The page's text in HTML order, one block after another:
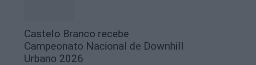
Castelo Branco recebe
Campeonato Nacional de Downhill
Urbano 2026